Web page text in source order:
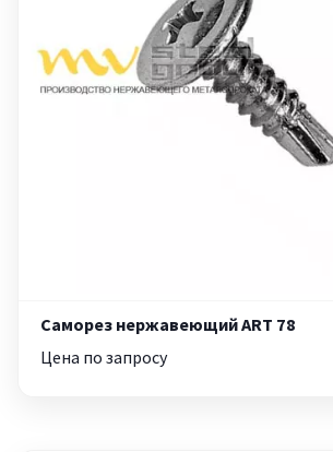
Саморез нержавеющий ART 78
Цена по запросу